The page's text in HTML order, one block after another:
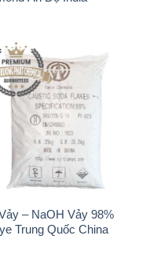
– NaOH Vảy 98%
Trung Quốc China